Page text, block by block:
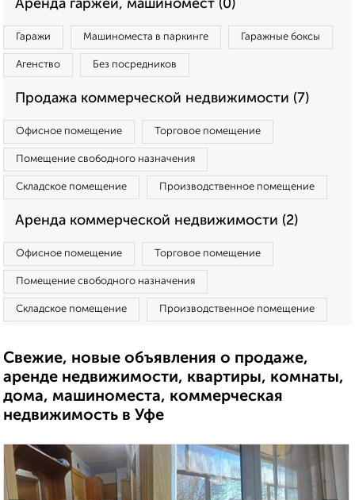
Аренда гаржей, машиномест (0)
Гаражи Машиноместа в паркинге Гаражные боксы
Агенство Без посредников
Продажа коммерческой недвижимости (7)
Офисное помещение Торговое помещение
Помещение свободного назначения
Складское помещение Производственное помещение
Аренда коммерческой недвижимости (2)
Офисное помещение Торговое помещение
Помещение свободного назначения
Складское помещение Производственное помещение
Свежие, новые объявления о продаже,
аренде недвижимости, квартиры, комнаты,
дома, машиноместа, коммерческая
недвижимость в Уфе